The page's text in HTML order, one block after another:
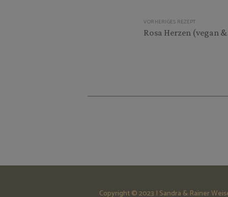
VORHERIGES REZEPT
Rosa Herzen (vegan
Copyright © 2023 | Sandra & Rainer